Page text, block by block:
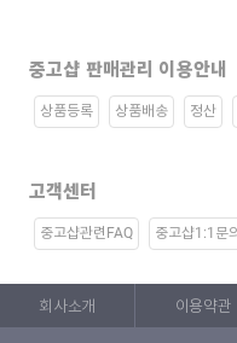
중고샵 판매관리 이용안내
상품등록 상품배송 정산
고객센터
중고샵관련FAQ 중고샵1:1문의
회사소개 이용약관